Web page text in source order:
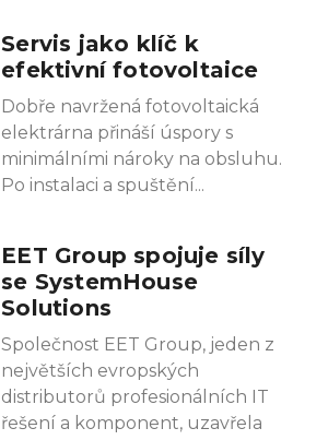
Servis jako klíč k
efektivní fotovoltaice
Dobře navržená fotovoltaická
elektrárna přináší úspory s
minimálními nároky na obsluhu.
Po instalaci a spuštění
EET Group spojuje síly
se SystemHouse
Solutions
Společnost EET Group, jeden z
největších evropských
distributorů profesionálních IT
řešení a komponent, uzavřela